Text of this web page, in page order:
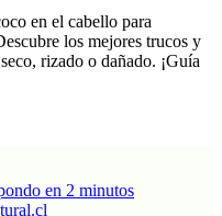
en el cabello para
los mejores trucos y
rizado o dañado. ¡Guía
en 2 minutos